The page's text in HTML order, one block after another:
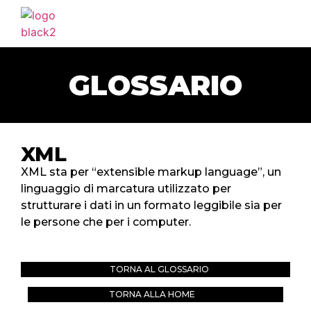
GLOSSARIO
XML
XML sta per “extensible markup language”, un
linguaggio di marcatura utilizzato per
strutturare i dati in un formato leggibile sia per
le persone che per i computer.
TORNA AL GLOSSARIO
TORNA ALLA HOME
HOME
SERVIZI
CLIENTI
BLOG
CONTATTI